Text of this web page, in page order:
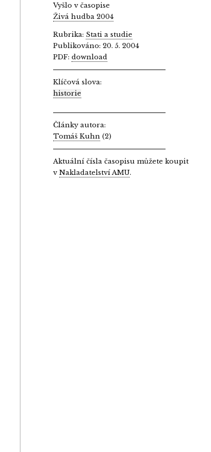
Vyšlo v časopise
Živá hudba 2004
Rubrika: Stati a studie
Publikováno: 20. 5. 2004
PDF:download
Klíčová slova:
historie
Články autora:
Tomáš Kuhn (2)
Aktuální čísla časopisu můžete koupit
vNakladatelství AMU.